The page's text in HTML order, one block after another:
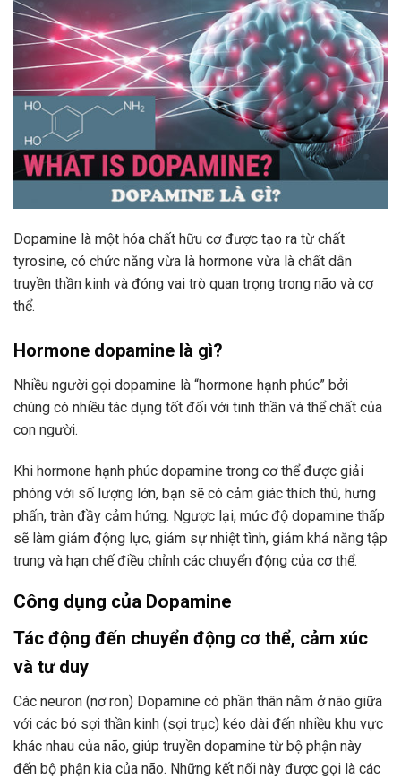
Dopamine là một hóa chất hữu cơ được tạo ra từ chất
tyrosine, có chức năng vừa là hormone vừa là chất dẫn
truyền thần kinh và đóng vai trò quan trọng trong não và cơ
thể.
Hormone dopamine là gì?
Nhiều người gọi dopamine là “hormone hạnh phúc” bởi
chúng có nhiều tác dụng tốt đối với tinh thần và thể chất của
con người.
Khi hormone hạnh phúc dopamine trong cơ thể được giải
phóng với số lượng lớn, bạn sẽ có cảm giác thích thú, hưng
phấn, tràn đầy cảm hứng. Ngược lại, mức độ dopamine thấp
sẽ làm giảm động lực, giảm sự nhiệt tình, giảm khả năng tập
trung và hạn chế điều chỉnh các chuyển động của cơ thể.
Công dụng của Dopamine
Tác động đến chuyển động cơ thể, cảm xúc
và tư duy
Các neuron (nơ ron) Dopamine có phần thân nằm ở não giữa
với các bó sợi thần kinh (sợi trục) kéo dài đến nhiều khu vực
khác nhau của não, giúp truyền dopamine từ bộ phận này
đến bộ phận kia của não. Những kết nối này được gọi là các